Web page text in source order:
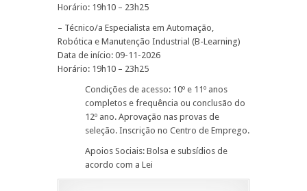
Horário: 19h10 – 23h25
– Técnico/a Especialista em Automação,
Robótica e Manutenção Industrial (B-Learning)
Data de início: 09-11-2026
Horário: 19h10 – 23h25
Condições de acesso: 10º e 11º anos
completos e frequência ou conclusão do
12º ano. Aprovação nas provas de
seleção. Inscrição no Centro de Emprego.
Apoios Sociais: Bolsa e subsídios de
acordo com a Lei